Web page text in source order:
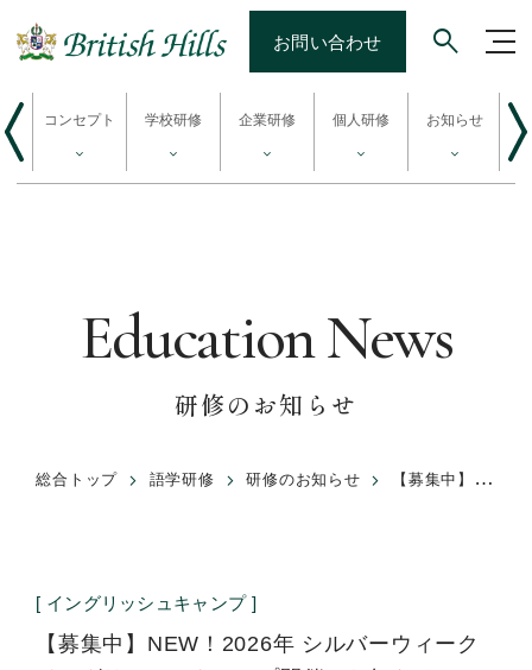
コンセプト 学校研修 企業研修 個人研修 お知らせ ご
お問い合わせ
検索キー
Education News
研修のお知らせ
総合トップ 語学研修 研修のお知らせ 【募集中】NEW！2026年 シルバーウィークイングリッシュキャンプ開催のお知らせ
[ イングリッシュキャンプ ]
【募集中】NEW！2026年 シルバーウィーク